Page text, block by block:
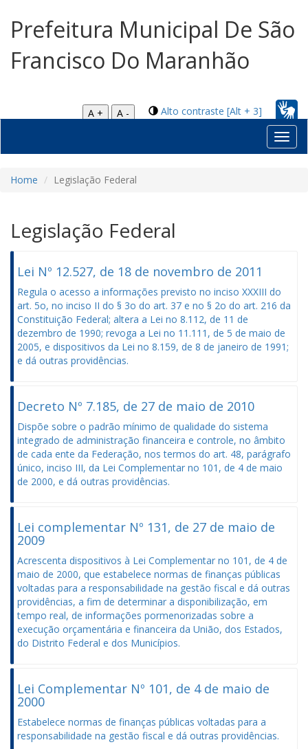
Prefeitura Municipal De São
Francisco Do Maranhão
Alto contraste [Alt + 3]
A +
A -
Home Legislação Federal
Legislação Federal
Lei Nº 12.527, de 18 de novembro de 2011
Regula o acesso a informações previsto no inciso XXXIII do
art. 5o, no inciso II do § 3o do art. 37 e no § 2o do art. 216 da
Constituição Federal; altera a Lei no 8.112, de 11 de
dezembro de 1990; revoga a Lei no 11.111, de 5 de maio de
2005, e dispositivos da Lei no 8.159, de 8 de janeiro de 1991;
e dá outras providências.
Decreto Nº 7.185, de 27 de maio de 2010
Dispõe sobre o padrão mínimo de qualidade do sistema
integrado de administração financeira e controle, no âmbito
de cada ente da Federação, nos termos do art. 48, parágrafo
único, inciso III, da Lei Complementar no 101, de 4 de maio
de 2000, e dá outras providências.
Lei complementar Nº 131, de 27 de maio de
2009
Acrescenta dispositivos à Lei Complementar no 101, de 4 de
maio de 2000, que estabelece normas de finanças públicas
voltadas para a responsabilidade na gestão fiscal e dá outras
providências, a fim de determinar a disponibilização, em
tempo real, de informações pormenorizadas sobre a
execução orçamentária e financeira da União, dos Estados,
do Distrito Federal e dos Municípios.
Lei Complementar Nº 101, de 4 de maio de
2000
Estabelece normas de finanças públicas voltadas para a
responsabilidade na gestão fiscal e dá outras providências.